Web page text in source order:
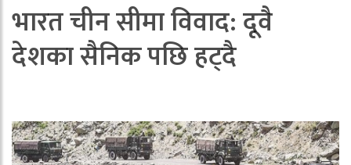
भारत चीन सीमा विवाद: दूवै
देशका सैनिक पछि हट्दै